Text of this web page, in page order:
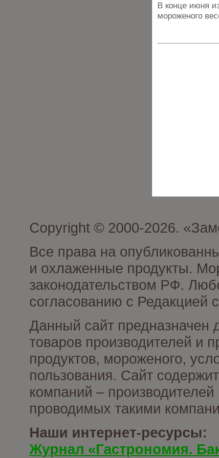
В конце июня
мороженого
Copyright © 2000-2026.
Все права на
и охлаженные продукты.
законодательством РФ.
согласованию с Редакцией
Данный сайт предназначен
товаров производителей и
продуктов, мороженого,
пользования. Сайт
компаний –
проводимых такими
Наши интернет-ресурсы:
Журнал «Гастрономия.